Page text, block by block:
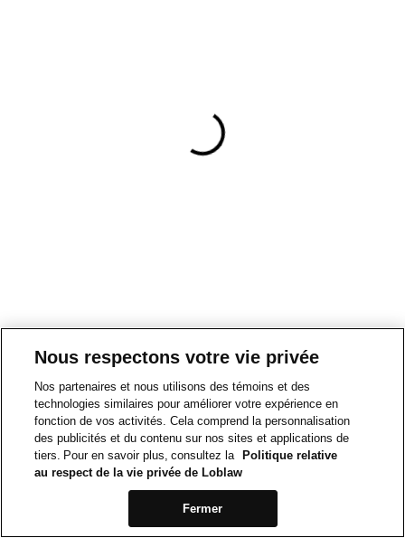
Nous respectons votre vie privée
Nos partenaires et nous utilisons des témoins et des
technologies similaires pour améliorer votre expérience en
fonction de vos activités. Cela comprend la personnalisation
des publicités et du contenu sur nos sites et applications de
tiers. Pour en savoir plus, consultez la
Politique relative
au respect de la vie privée de Loblaw
Fermer